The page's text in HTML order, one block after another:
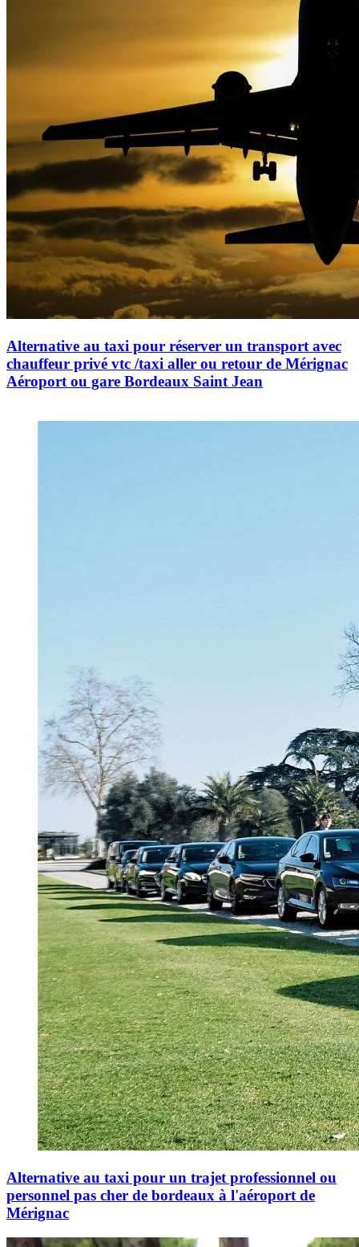
Alternative au taxi pour réserver un transport avec
chauffeur privé vtc /taxi aller ou retour de Mérignac
Aéroport ou gare Bordeaux Saint Jean
Alternative au taxi pour un trajet professionnel ou
personnel pas cher de bordeaux à l'aéroport de
Mérignac